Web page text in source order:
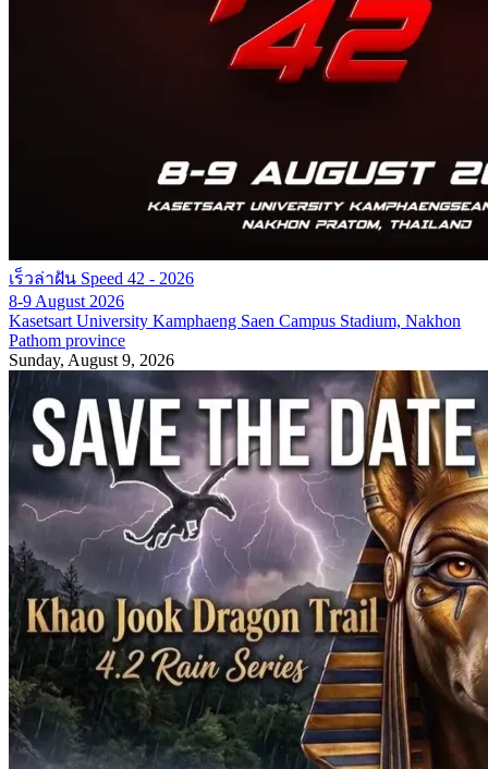
เร็วล่าฝัน Speed 42 - 2026
8-9 August 2026
Kasetsart University Kamphaeng Saen Campus Stadium, Nakhon
Pathom province
Sunday, August 9, 2026